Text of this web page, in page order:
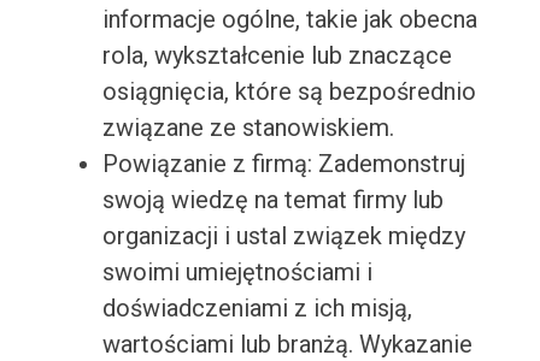
informacje ogólne, takie jak obecna
rola, wykształcenie lub znaczące
osiągnięcia, które są bezpośrednio
związane ze stanowiskiem.
Powiązanie z firmą: Zademonstruj
swoją wiedzę na temat firmy lub
organizacji i ustal związek między
swoimi umiejętnościami i
doświadczeniami z ich misją,
wartościami lub branżą. Wykazanie